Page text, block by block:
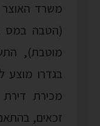
משרד
(הטבה במס
מוטבת),
בגדרו
מכירת דירת
זכאים,